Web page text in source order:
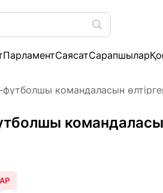
ПарламентСаясатСарапшылар
командаласын
командаласын